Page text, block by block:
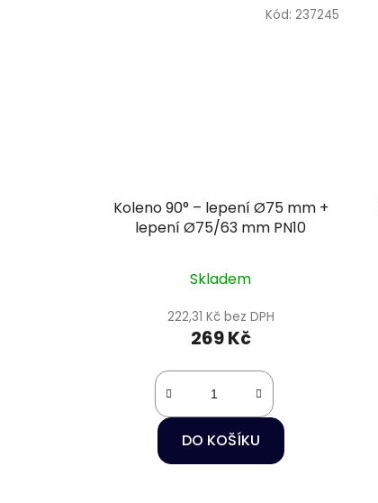
Koleno 90° – lepení Ø75 mm +
lepení Ø75/63 mm PN10
Skladem
222,31 Kč bez DPH
269 Kč
DO KOŠÍKU
Kód: 237245